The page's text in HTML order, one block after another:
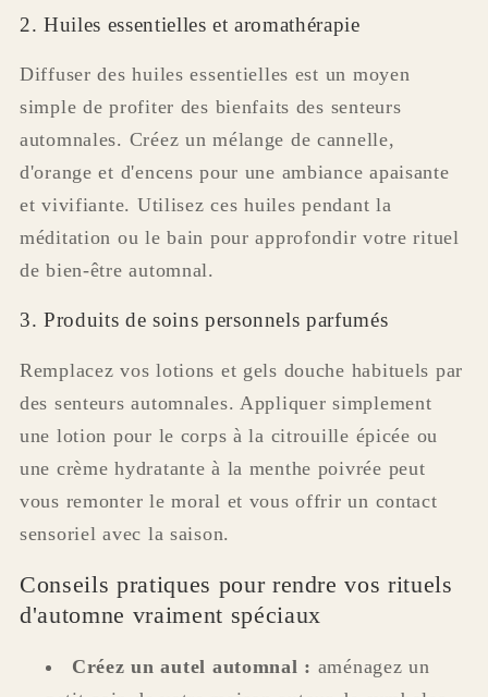
2. Huiles essentielles et aromathérapie
Diffuser des huiles essentielles est un moyen
simple de profiter des bienfaits des senteurs
automnales. Créez un mélange de cannelle,
d'orange et d'encens pour une ambiance apaisante
et vivifiante. Utilisez ces huiles pendant la
méditation ou le bain pour approfondir votre rituel
de bien-être automnal.
3. Produits de soins personnels parfumés
Remplacez vos lotions et gels douche habituels par
des senteurs automnales. Appliquer simplement
une lotion pour le corps à la citrouille épicée ou
une crème hydratante à la menthe poivrée peut
vous remonter le moral et vous offrir un contact
sensoriel avec la saison.
Conseils pratiques pour rendre vos rituels
d'automne vraiment spéciaux
Créez un autel automnal : aménagez un